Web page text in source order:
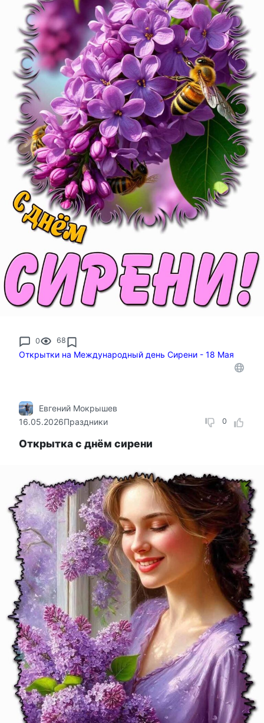
0 68
Открытки на Международный день Сирени - 18 Мая
0
Евгений Мокрышев
16.05.2026Праздники
Открытка с днём сирени